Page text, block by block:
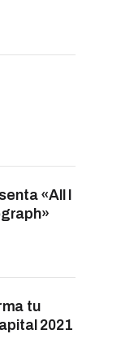
«All I
tu
2021